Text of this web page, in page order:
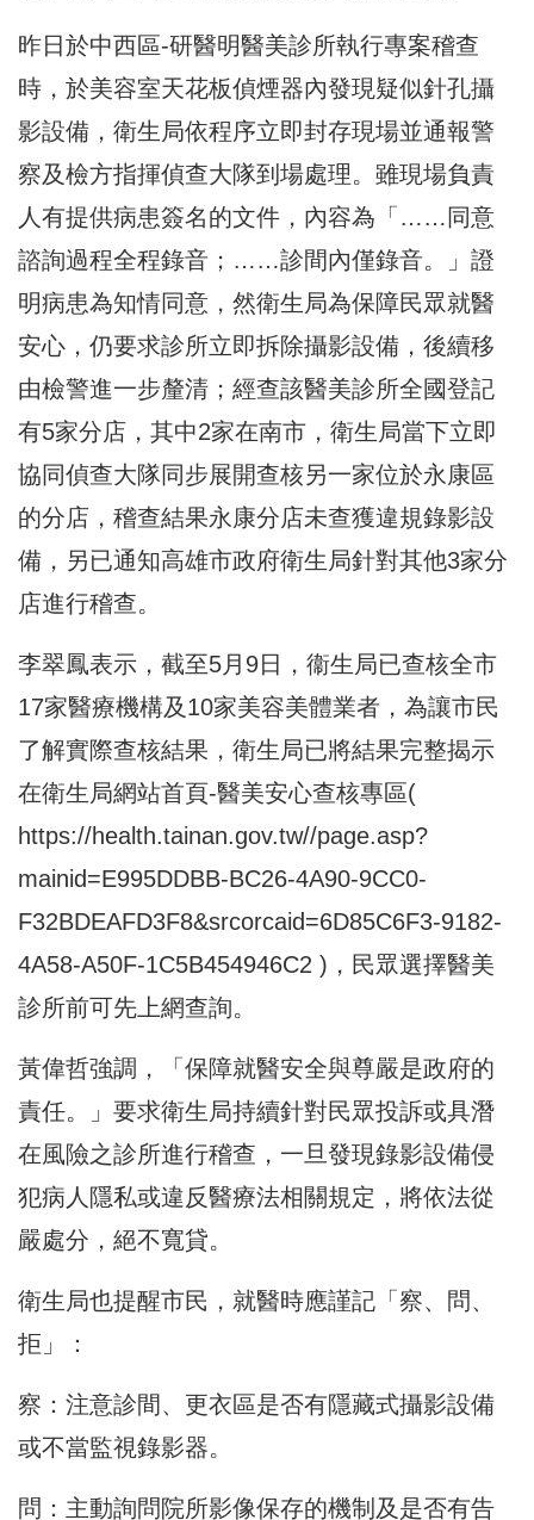
昨日於中西區-研醫明醫美診所執行專案稽查
時，於美容室天花板偵煙器內發現疑似針孔攝
影設備，衛生局依程序立即封存現場並通報警
察及檢方指揮偵查大隊到場處理。雖現場負責
人有提供病患簽名的文件，內容為「……同意
諮詢過程全程錄音；……診間內僅錄音。」證
明病患為知情同意，然衛生局為保障民眾就醫
安心，仍要求診所立即拆除攝影設備，後續移
由檢警進一步釐清；經查該醫美診所全國登記
有5家分店，其中2家在南市，衛生局當下立即
協同偵查大隊同步展開查核另一家位於永康區
的分店，稽查結果永康分店未查獲違規錄影設
備，另已通知高雄市政府衛生局針對其他3家分
店進行稽查。
李翠鳳表示，截至5月9日，衞生局已查核全市
17家醫療機構及10家美容美體業者，為讓市民
了解實際查核結果，衛生局已將結果完整揭示
在衛生局網站首頁-醫美安心查核專區(
https://health.tainan.gov.tw//page.asp?
mainid=E995DDBB-BC26-4A90-9CC0-
F32BDEAFD3F8&srcorcaid=6D85C6F3-9182-
4A58-A50F-1C5B454946C2 )，民眾選擇醫美
診所前可先上網查詢。
黃偉哲強調，「保障就醫安全與尊嚴是政府的
責任。」要求衛生局持續針對民眾投訴或具潛
在風險之診所進行稽查，一旦發現錄影設備侵
犯病人隱私或違反醫療法相關規定，將依法從
嚴處分，絕不寬貸。
衛生局也提醒市民，就醫時應謹記「察、問、
拒」：
察：注意診間、更衣區是否有隱藏式攝影設備
或不當監視錄影器。
問：主動詢問院所影像保存的機制及是否有告